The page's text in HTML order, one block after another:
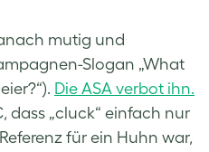
mutig und
Slogan „What
Die ASA verbot ihn.
dass „cluck“ einfach nur
für ein Huhn war,